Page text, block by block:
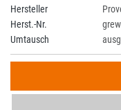
Hersteller
Herst.-Nr.
Umtausch